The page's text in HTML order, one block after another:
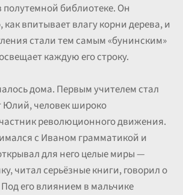
полутемной библиотеке. Он
как впитывает влагу корни дерева, и
стали тем самым «бунинским»
каждую его строку.
дома. Первым учителем стал
Юлий, человек широко
революционного движения.
с Иваном грамматикой и
для него целые миры —
читал серьёзные книги, говорил о
его влиянием в мальчике